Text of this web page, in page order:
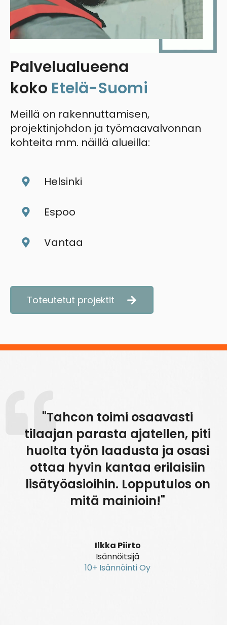
Palvelualueena
koko Etelä-Suomi
Meillä on rakennuttamisen,
projektinjohdon ja työmaavalvonnan
kohteita mm. näillä alueilla:
Helsinki
Espoo
Vantaa
Toteutetut projektit
"Tahcon toimi osaavasti
tilaajan parasta ajatellen, piti
huolta työn laadusta ja osasi
ottaa hyvin kantaa erilaisiin
lisätyöasioihin. Lopputulos on
mitä mainioin!"
Ilkka Piirto
Isännöitsijä
10+ Isännöinti Oy